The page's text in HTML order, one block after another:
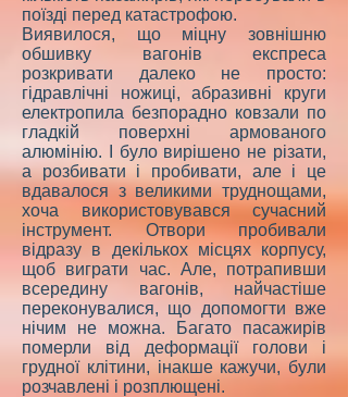
поїзді перед катастрофою.
Виявилося, що міцну зовнішню
обшивку вагонів експреса
розкривати далеко не просто:
гідравлічні ножиці, абразивні круги
електропила безпорадно ковзали по
гладкій поверхні армованого
алюмінію. І було вирішено не різати,
а розбивати і пробивати, але і це
вдавалося з великими труднощами,
хоча використовувався сучасний
інструмент. Отвори пробивали
відразу в декількох місцях корпусу,
щоб виграти час. Але, потрапивши
всередину вагонів, найчастіше
переконувалися, що допомогти вже
нічим не можна. Багато пасажирів
померли від деформації голови і
грудної клітини, інакше кажучи, були
розчавлені і розплющені.